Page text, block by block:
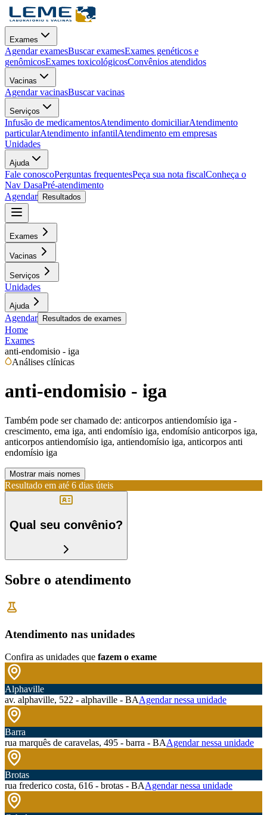
Exames
Agendar examesBuscar examesExames genéticos e
genômicosExames toxicológicosConvênios atendidos
Vacinas
Agendar vacinasBuscar vacinas
Serviços
Infusão de medicamentosAtendimento domiciliarAtendimento
particularAtendimento infantilAtendimento em empresas
Unidades
Ajuda
Fale conoscoPerguntas frequentesPeça sua nota fiscalConheça o
Nav DasaPré-atendimento
Agendar
Resultados
Exames
Vacinas
Serviços
Unidades
Ajuda
Agendar Resultados de exames
Home
Exames
anti-endomisio - iga
Análises clínicas
anti-endomisio - iga
Também pode ser chamado de: anticorpos antiendomísio iga -
crescimento, ema iga, anti endomísio iga, endomísio anticorpos iga,
anticorpos antiendomísio iga, antiendomísio iga, anticorpos anti
endomísio iga
Mostrar mais nomes
Resultado em até 6 dias úteis
Qual seu convênio?
Sobre o atendimento
Atendimento nas unidades
Confira as unidades que fazem o exame
Alphaville
av. alphaville, 522 - alphaville - BAAgendar nessa unidade
Barra
rua marquês de caravelas, 495 - barra - BAAgendar nessa unidade
Brotas
rua frederico costa, 616 - brotas - BAAgendar nessa unidade